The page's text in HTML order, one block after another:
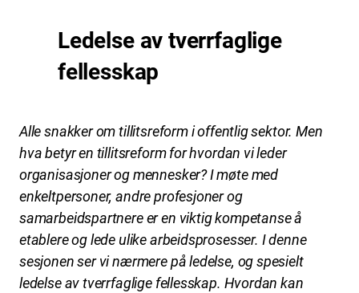
Ledelse av tverrfaglige
fellesskap
Alle snakker om tillitsreform i offentlig sektor. Men
hva betyr en tillitsreform for hvordan vi leder
organisasjoner og mennesker? I møte med
enkeltpersoner, andre profesjoner og
samarbeidspartnere er en viktig kompetanse å
etablere og lede ulike arbeidsprosesser. I denne
sesjonen ser vi nærmere på ledelse, og spesielt
ledelse av tverrfaglige fellesskap. Hvordan kan